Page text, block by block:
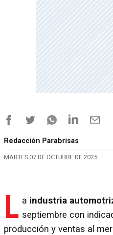
Redacción Parabrisas
MARTES 07 DE OCTUBRE DE 2025
L a industria
septiembre con
producción y ventas al